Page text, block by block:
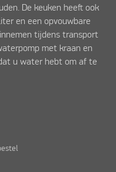
De keuken heeft ook
en een opvouwbare
tijdens transport
met kraan en
u water hebt om af te